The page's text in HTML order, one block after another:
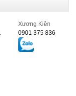
Xương Kiên
0901 375 836